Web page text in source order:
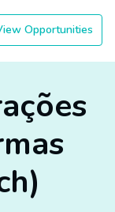
Opportunities